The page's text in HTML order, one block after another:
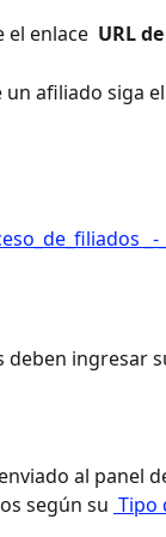
el enlace URL
un afiliado siga
deben ingresar
al panel
según su Tipo